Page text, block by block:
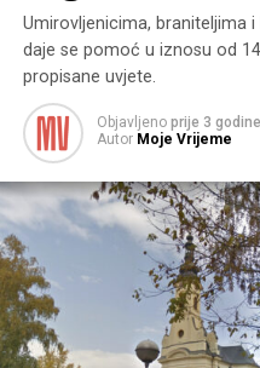
Umirovljenicima, braniteljima
daje se pomoć u iznosu od
propisane uvjete.
Objavljeno prije 3 godine
Autor Moje Vrijeme